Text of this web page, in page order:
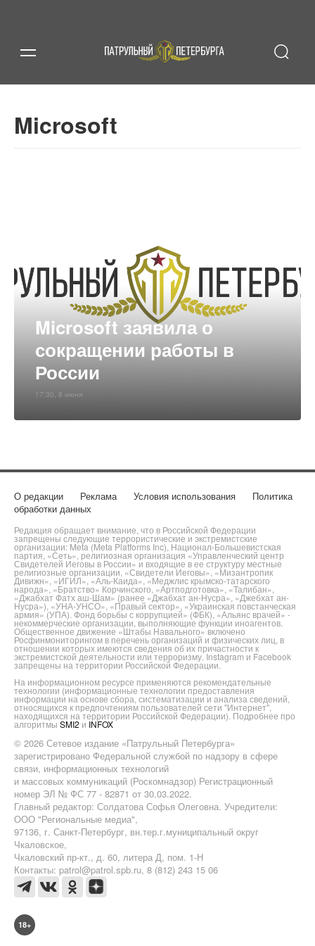
Microsoft
Microsoft заявила о
сокращении работы в
России
17:30, 8 июня
О редакции Реклама Условия использования
Политика
обработки данных
Редакция обращает внимание, что в Российской Федерации
запрещены следующие террористические и экстремистские
организации: Meta (Meta Platforms Inc), Национал-Большевистская
партия, «Сеть», религиозная организация «Управленческий центр
Свидетелей Иеговы в России» и входящие в ее структуру местные
религиозные организации, «Свидетели Иеговы», «Мизантропик
Дивижн», «ИГИЛ», «Аль-Каида», «Меджлис крымско-татарского
народа», «Братство» Корчинского, «Артподготовка», «Талибан»,
«Джабхат Фатх аш-Шам» (ранее «Джабхат ан-Нусра», «Джебхат ан-
Нусра»), «УНА-УНСО», «Правый сектор», «Украинская повстанческая
армия» (УПА). Фонд борьбы с коррупцией» (ФБК), «Альянс врачей» -
некоммерческие организации, выполняющие функции иноагентов.
Общественное движение «Штабы Навального» включено
Росфинмониторингом в перечень организаций и физических лиц, в
отношении которых имеются сведения об их причастности к
экстремистской деятельности или терроризму. Instagram и Facebook
запрещены на территории Российской Федерации.
На информационном ресурсе применяются рекомендательные
технологии (информационные технологии предоставления
информации на основе сбора, систематизации и анализа сведений,
относящихся к предпочтениям пользователей сети "Интернет",
находящихся на территории Российской Федерации). Подробнее про
алгоритмы SMI2 и INFOX
© 2026 Сетевое издание «Патрульный Петербурга»
зарегистрировано Федеральной службой по надзору в сфере
связи, информационных технологий
и массовых коммуникаций (Роскомнадзор) Регистрационный
номер ЭЛ № ФС 77 - 82871 от 30.03.2022.
Главный редактор: Солдатова Софья Олеговна. Учредители:
ООО "Региональные медиа",
97136, г. Санкт-Петербург, вн.тер.г.муниципальный округ
Чкаловское,
Чкаловский пр-кт., д. 60, литера Д, пом. 1-Н
Контакты: patrol@patrol.spb.ru, 8 (812) 243 15 06
18+